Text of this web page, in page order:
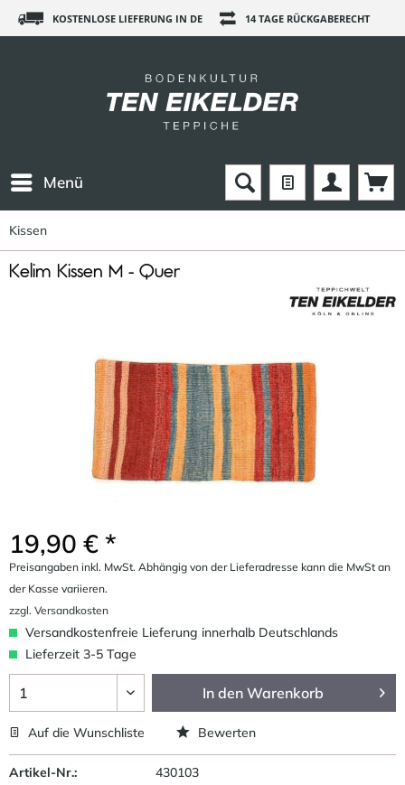
KOSTENLOSE LIEFERUNG IN DE 14 TAGE RÜCKGABERECHT
Menü
Kissen
Kelim Kissen M - Quer
19,90 € *
Preisangaben inkl. MwSt. Abhängig von der Lieferadresse kann die MwSt an
der Kasse variieren.
zzgl. Versandkosten
Versandkostenfreie Lieferung innerhalb Deutschlands
Lieferzeit 3-5 Tage
In den Warenkorb
Auf die Wunschliste Bewerten
Artikel-Nr.: 430103